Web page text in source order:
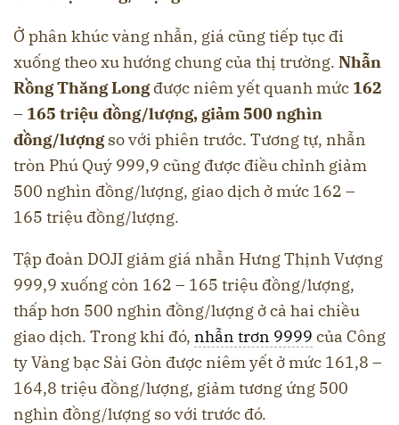
Ở phân khúc vàng nhẫn, giá cũng tiếp tục đi
xuống theo xu hướng chung của thị trường. Nhẫn
Rồng Thăng Longđược niêm yết quanh mức 162
– 165 triệu đồng/lượng, giảm 500 nghìn
đồng/lượngso với phiên trước. Tương tự, nhẫn
tròn Phú Quý 999,9 cũng được điều chỉnh giảm
500 nghìn đồng/lượng, giao dịch ở mức 162 –
165 triệu đồng/lượng.
Tập đoàn DOJI giảm giá nhẫn Hưng Thịnh Vượng
999,9 xuống còn 162 – 165 triệu đồng/lượng,
thấp hơn 500 nghìn đồng/lượng ở cả hai chiều
giao dịch. Trong khi đó, nhẫn trơn 9999 của Công
ty Vàng bạc Sài Gòn được niêm yết ở mức 161,8 –
164,8 triệu đồng/lượng, giảm tương ứng 500
nghìn đồng/lượng so với trước đó.